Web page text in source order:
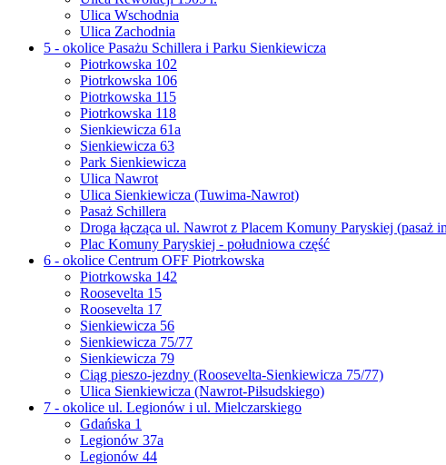
Ulica Wschodnia
Ulica Zachodnia
5 - okolice Pasażu Schillera i Parku Sienkiewicza
Piotrkowska 102
Piotrkowska 106
Piotrkowska 115
Piotrkowska 118
Sienkiewicza 61a
Sienkiewicza 63
Park Sienkiewicza
Ulica Nawrot
Ulica Sienkiewicza (Tuwima-Nawrot)
Pasaż Schillera
Droga łącząca ul. Nawrot z Placem Komuny Paryskiej (pasaż
Plac Komuny Paryskiej - południowa część
6 - okolice Centrum OFF Piotrkowska
Piotrkowska 142
Roosevelta 15
Roosevelta 17
Sienkiewicza 56
Sienkiewicza 75/77
Sienkiewicza 79
Ciąg pieszo-jezdny (Roosevelta-Sienkiewicza 75/77)
Ulica Sienkiewicza (Nawrot-Piłsudskiego)
7 - okolice ul. Legionów i ul. Mielczarskiego
Gdańska 1
Legionów 37a
Legionów 44